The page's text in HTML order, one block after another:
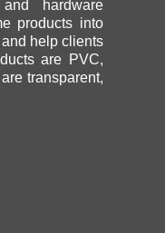
hardware
products into
help clients
are PVC,
transparent,